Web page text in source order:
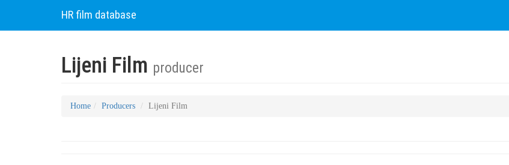
HR film database
Lijeni Film producer
Home Producers Lijeni Film